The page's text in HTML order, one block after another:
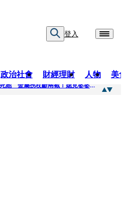
登入
政治社會 財經理財 人物 美
不堪病妻碎念桃園翁發狂砸死她 金屬拐杖斷兩截！媳見婆婆屍右臉全爛